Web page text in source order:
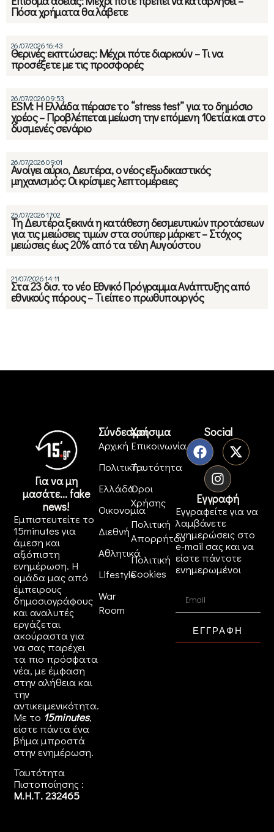
Πόσα χρήματα θα λάβετε
26/07/2026 16:43
Θερινές εκπτώσεις: Μέχρι πότε διαρκούν – Τι να
προσέξετε με τις προσφορές
26/07/2026 09:53
ESM: Η Ελλάδα πέρασε το “stress test” για το δημόσιο
χρέος – Προβλέπεται μείωση την επόμενη 10ετία και στο
δυσμενές σενάριο
26/07/2026 09:01
Ανοίγει αύριο, Δευτέρα, ο νέος εξωδικαστικός
μηχανισμός: Οι κρίσιμες λεπτομέρειες
25/07/2026 17:02
Τη Δευτέρα ξεκινά η κατάθεση δεσμευτικών προτάσεων
για τις μειώσεις τιμών στα σούπερ μάρκετ – Στόχος
μειώσεις έως 20% από τα τέλη Αυγούστου
21/07/2026 14:11
Στα 23 δισ. το νέο Εθνικό Πρόγραμμα Ανάπτυξης από
εθνικούς πόρους – Τι είπε ο πρωθυπουργός
Για να μη
μασάτε... fake
news!
Εμπιστευτείτε το
15minutes για
άμεση και
αξιόπιστη
ενημέρωση. Η
ομάδα μας από
έμπειρους
δημοσιογράφους
και αναλυτές
εργάζεται
ακούραστα για
να σας παρέχει
τα πιο πρόσφατα
νέα, με έμφαση
στην αλήθεια και
την
αντικειμενικότητα.
Με το 15minutes,
είστε πάντα ένα
βήμα μπροστά
στηνενημέρωση.
Ταυτότητα
Πιστοποίησης :
Μ.Η.Τ. 232465
Σύνδεσμοι
Αρχική
Πολιτική
Ελλάδα
Οικονομία
Διεθνή
Αθλητικά
Lifestyle
War
Room
Χρήσιμα
Επικοινωνία
Ταυτότητα
Όροι
Χρήσης
Πολιτική
Απορρήτου
Πολιτική
Cookies
Social
Εγγραφή
Εγγραφείτε για να
λαμβάνετε
ενημερώσεις στο
e-mail σας και να
είστε πάντοτε
ενημερωμένοι
ΕΓΓΡΑΦΗ